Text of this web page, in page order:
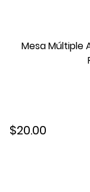
Mesa Múltiple
$20.00